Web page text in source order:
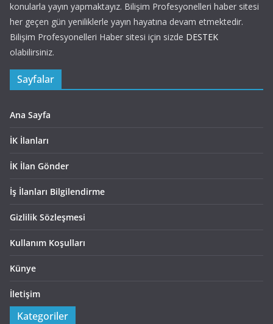
konularla yayın yapmaktayız. Bilişim Profesyonelleri haber sitesi
her geçen gün yeniliklerle yayın hayatına devam etmektedir.
Bilişim Profesyonelleri Haber sitesi için sizde DESTEK
olabilirsiniz.
Sayfalar
Ana Sayfa
İK İlanları
İK İlan Gönder
İş İlanları Bilgilendirme
Gizlilik Sözleşmesi
Kullanım Koşulları
Künye
İletişim
Kategoriler